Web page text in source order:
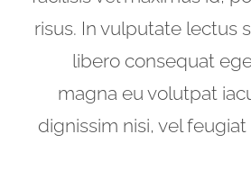
risus. In vulputate lectus
libero consequat
magna eu volutpat
dignissim nisi, vel